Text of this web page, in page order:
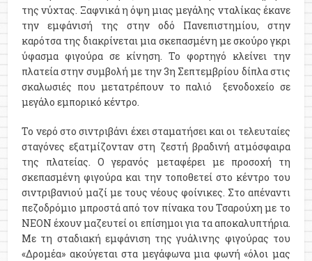
της νύχτας. Ξαφνικά η όψη μιας μεγάλης νταλίκας έκανε
την εμφάνισή της στην οδό Πανεπιστημίου, στην
καρότσα της διακρίνεται μια σκεπασμένη με σκούρο γκρι
ύφασμα φιγούρα σε κίνηση. Το φορτηγό κλείνει την
πλατεία στην συμβολή με την 3η Σεπτεμβρίου δίπλα στις
σκαλωσιές που μετατρέπουν το παλιό ξενοδοχείο σε
μεγάλο εμπορικό κέντρο.
Το νερό στο σιντριβάνι έχει σταματήσει και οι τελευταίες
σταγόνες εξατμίζονταν στη ζεστή βραδινή ατμόσφαιρα
της πλατείας. Ο γερανός μεταφέρει με προσοχή τη
σκεπασμένη φιγούρα και την τοποθετεί στο κέντρο του
σιντριβανιού μαζί με τους νέους φοίνικες. Στο απέναντι
πεζοδρόμιο μπροστά από τον πίνακα του Τσαρούχη με το
ΝΕΟΝ έχουν μαζευτεί οι επίσημοι για τα αποκαλυπτήρια.
Με τη σταδιακή εμφάνιση της γυάλινης φιγούρας του
«Δρομέα» ακούγεται στα μεγάφωνα μια φωνή «όλοι μας